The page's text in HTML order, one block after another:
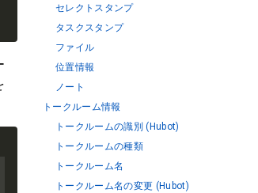
セレクトスタンプ
タスクスタンプ
ファイル
位置情報
ノート
トークルーム情報
トークルームの識別 (Hubot)
トークルームの種類
トークルーム名
トークルーム名の変更 (Hubot)